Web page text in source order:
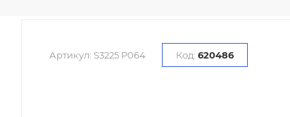
Артикул: S3225 P064 Код: 620486